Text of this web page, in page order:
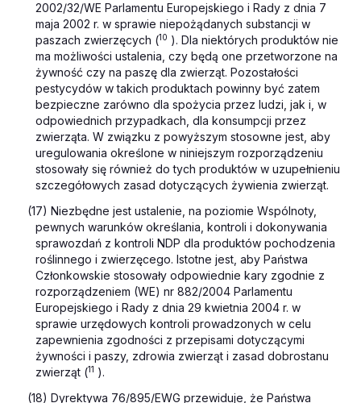
2002/32/WE Parlamentu Europejskiego i Rady z dnia 7
maja 2002 r. w sprawie niepożądanych substancji w
paszach zwierzęcych (10 ). Dla niektórych produktów nie
ma możliwości ustalenia, czy będą one przetworzone na
żywność czy na paszę dla zwierząt. Pozostałości
pestycydów w takich produktach powinny być zatem
bezpieczne zarówno dla spożycia przez ludzi, jak i, w
odpowiednich przypadkach, dla konsumpcji przez
zwierząta. W związku z powyższym stosowne jest, aby
uregulowania określone w niniejszym rozporządzeniu
stosowały się również do tych produktów w uzupełnieniu
szczegółowych zasad dotyczących żywienia zwierząt.
(17) Niezbędne jest ustalenie, na poziomie Wspólnoty,
pewnych warunków określania, kontroli i dokonywania
sprawozdań z kontroli NDP dla produktów pochodzenia
roślinnego i zwierzęcego. Istotne jest, aby Państwa
Członkowskie stosowały odpowiednie kary zgodnie z
rozporządzeniem (WE) nr 882/2004 Parlamentu
Europejskiego i Rady z dnia 29 kwietnia 2004 r. w
sprawie urzędowych kontroli prowadzonych w celu
zapewnienia zgodności z przepisami dotyczącymi
żywności i paszy, zdrowia zwierząt i zasad dobrostanu
zwierząt (11 ).
(18) Dyrektywa 76/895/EWG przewiduje, że Państwa